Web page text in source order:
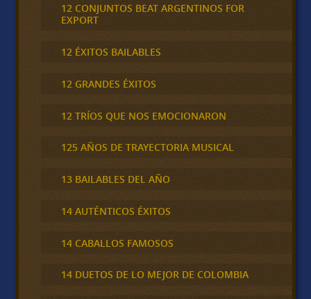
12 CONJUNTOS BEAT ARGENTINOS FOR
EXPORT
12 ÉXITOS BAILABLES
12 GRANDES ÉXITOS
12 TRÍOS QUE NOS EMOCIONARON
125 AÑOS DE TRAYECTORIA MUSICAL
13 BAILABLES DEL AÑO
14 AUTÉNTICOS ÉXITOS
14 CABALLOS FAMOSOS
14 DUETOS DE LO MEJOR DE COLOMBIA